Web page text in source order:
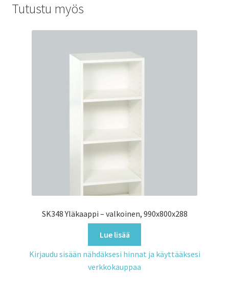
Tutustu myös
SK348 Yläkaappi – valkoinen, 990x800x288
Lue lisää
Kirjaudu sisään nähdäksesi hinnat ja käyttääksesi
verkkokauppaa